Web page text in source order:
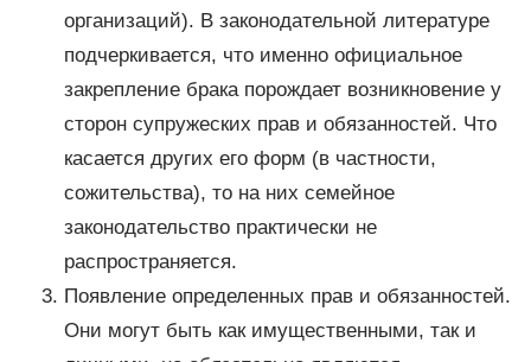
организаций). В законодательной литературе
подчеркивается, что именно официальное
закрепление брака порождает возникновение у
сторон супружеских прав и обязанностей. Что
касается других его форм (в частности,
сожительства), то на них семейное
законодательство практически не
распространяется.
Появление определенных прав и обязанностей.
Они могут быть как имущественными, так и